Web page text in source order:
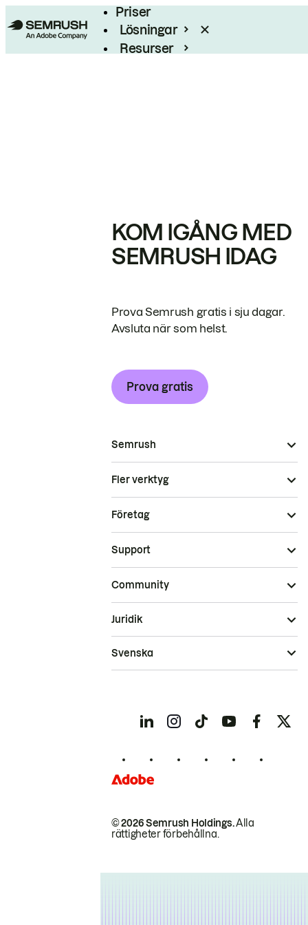
Priser
Lösningar
Resurser
KOM IGÅNG MED
SEMRUSH IDAG
Prova Semrush gratis i sju dagar.
Avsluta när som helst.
Prova gratis
Semrush
Fler verktyg
Företag
Support
Community
© 2026 Semrush Holdings.Alla
rättigheter förbehållna.
Juridik
Svenska